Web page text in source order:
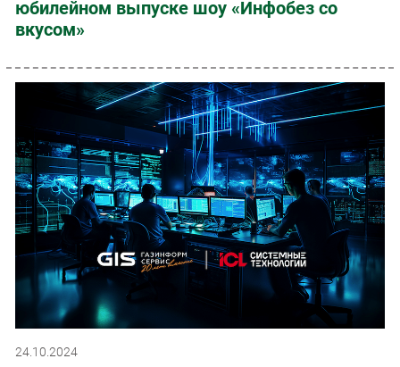
юбилейном выпуске шоу «Инфобез со
вкусом»
24.10.2024